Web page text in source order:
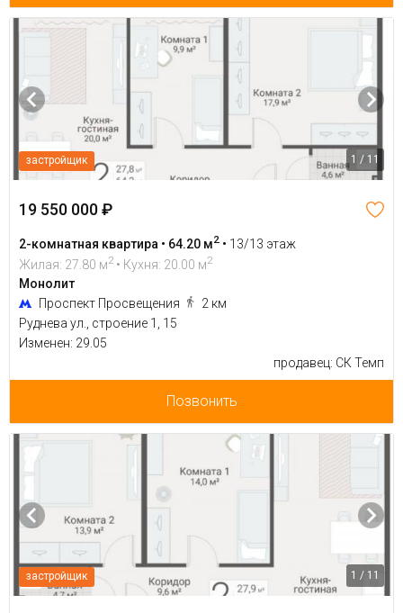
застройщик 1 / 11
19 550 000 ₽
2-комнатная квартира • 64.20 м2 • 13/13 этаж
Жилая: 27.80 м2 • Кухня: 20.00 м2
Монолит
Проспект Просвещения
2 км
Руднева ул., строение 1, 15
Изменен: 29.05
продавец: СК Темп
Позвонить
застройщик 1 / 11